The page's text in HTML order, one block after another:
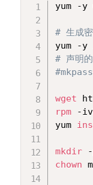
yum -y
# 生成
yum -y
# 声明
wget
rpm -
yum
mkdir
chown